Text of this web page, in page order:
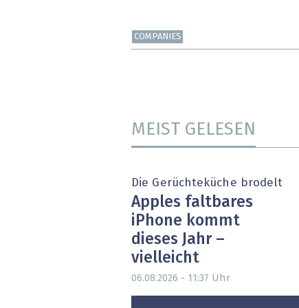
COMPANIES
MEIST GELESEN
Die Gerüchteküche brodelt
Apples faltbares
iPhone kommt
dieses Jahr –
vielleicht
06.08.2026 - 11:37 Uhr